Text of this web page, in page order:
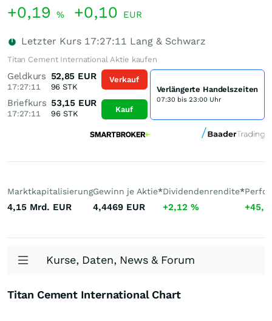
+0,19 % +0,10 EUR
Letzter Kurs 17:27:11 Lang & Schwarz
Titan Cement International Aktie kaufen
Geldkurs
17:27:11
52,85 EUR
96 STK
Briefkurs
17:27:11
53,15 EUR
96 STK
Verkauf
Kauf
Verlängerte Handelszeiten
07:30 bis 23:00 Uhr
Marktkapitalisierung
4,15 Mrd. EUR
Gewinn je Aktie*
4,4469 EUR
Dividendenrendite*
+2,12 %
Kurse, Daten, News & Forum
Titan Cement International Chart